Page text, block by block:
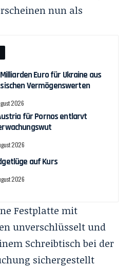
nun als
Euro für Ukraine aus
Vermögenswerten
2026
für Pornos entlarvt
2026
auf Kurs
2026
Festplatte mit
unverschlüsselt und
Schreibtisch bei der
sichergestellt